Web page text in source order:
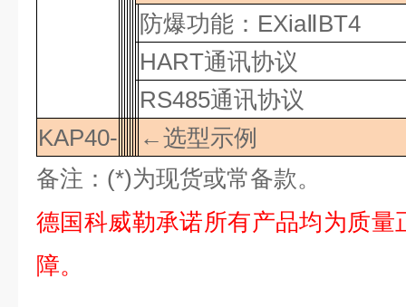
防爆功能： EXiaⅡBT4
HART通讯协议
RS485通讯协议
KAP40-
←选型示例
备注： (*)为现货或常备款。
德国科威勒承诺所有产品均为质量
障。